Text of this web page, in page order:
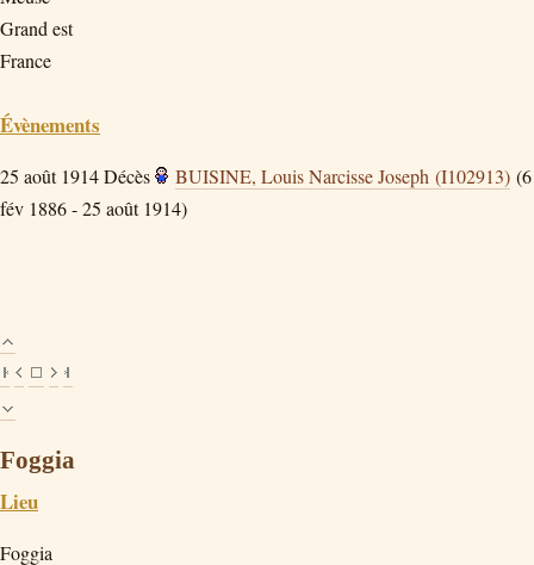
Grand est
France
Évènements
25 août 1914Décès BUISINE, Louis Narcisse Joseph (I102913) (6
fév 1886 - 25 août 1914)
Foggia
Lieu
Foggia